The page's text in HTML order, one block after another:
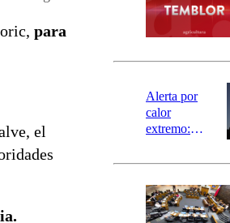
para
el
activa
mensajería
SAE
Alerta por
calor
extremo:
activa Alerta
Preventiva en
tres comunas